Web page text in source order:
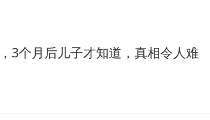
3个月后儿子才知道，真相令人难